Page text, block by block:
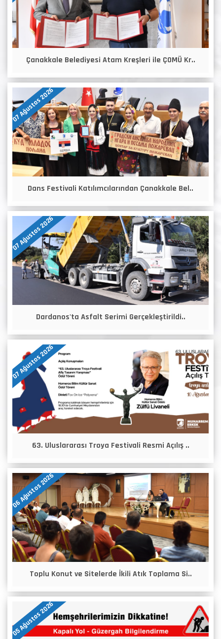
Çanakkale Belediyesi Atam Kreşleri ile ÇOMÜ Kr..
07 Ağustos 2026
Dans Festivali Katılımcılarından Çanakkale Bel..
07 Ağustos 2026
Dardanos'ta Asfalt Serimi Gerçekleştirildi..
07 Ağustos 2026
63. Uluslararası Troya Festivali Resmi Açılış ..
06 Ağustos 2026
Toplu Konut ve Sitelerde İkili Atık Toplama Si..
05 Ağustos 2026